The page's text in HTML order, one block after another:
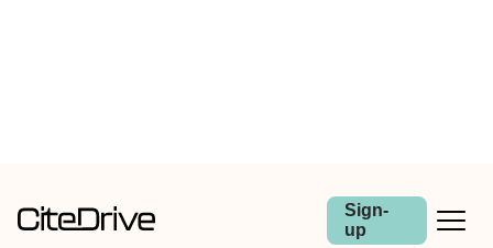
Sign-
up